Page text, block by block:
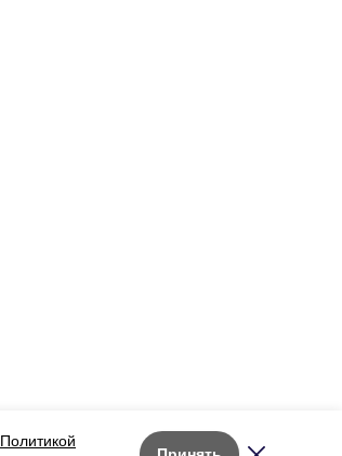
Политикой